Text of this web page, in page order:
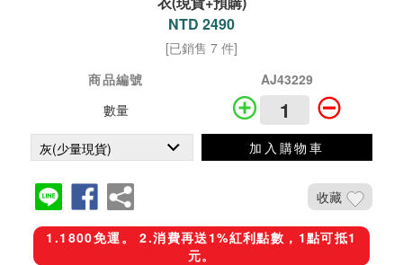
NTD 2490
[已銷售 7 件]
商品編號
AJ43229
數量
加入購物車
收藏
1.1800免運。 2.消費再送1%紅利點數，1點可抵1
元。